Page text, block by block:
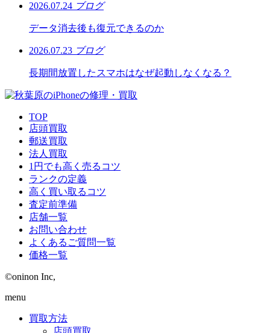
2026.07.24 ブログ
データ消去後も復元できるのか
2026.07.23 ブログ
長期間放置したスマホはなぜ起動しなくなる？
TOP
店頭買取
郵送買取
法人買取
1円でも高く売るコツ
ランクの定義
高く買い取るコツ
査定前準備
店舗一覧
お問い合わせ
よくあるご質問一覧
価格一覧
©oninon Inc,
menu
買取方法
店頭買取